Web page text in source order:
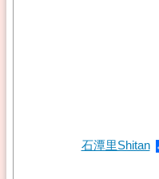
石潭里Shitan